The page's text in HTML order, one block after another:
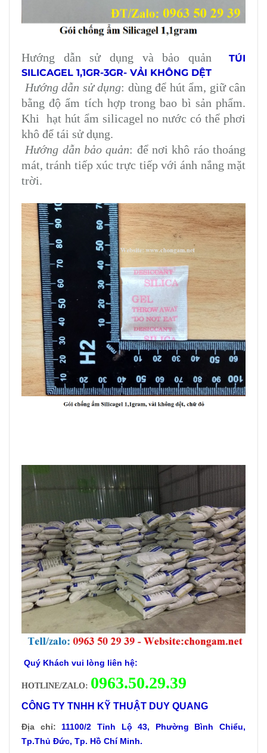
Hướng dẫn sử dụng và bảo quản TÚI
SILICAGEL 1,1GR-3GR- VẢI KHÔNG DỆT
Hướng dẫn sử dụng: dùng để hút ẩm, giữ cân
bằng độ ẩm tích hợp trong bao bì sản phẩm.
Khi hạt hút ẩm silicagel no nước có thể phơi
khô để tái sử dụng.
Hướng dẫn bảo quản: để nơi khô ráo thoáng
mát, tránh tiếp xúc trực tiếp với ánh nắng mặt
trời.
Quý Khách vui lòng liên hệ:
HOTLINE/ZALO: 0963.50.29.39
CÔNG TY TNHH KỸ THUẬT DUY QUANG
Địa chỉ: 11100/2 Tỉnh Lộ 43, Phường Bình Chiểu,
Tp.Thủ Đức, Tp. Hồ Chí Minh.